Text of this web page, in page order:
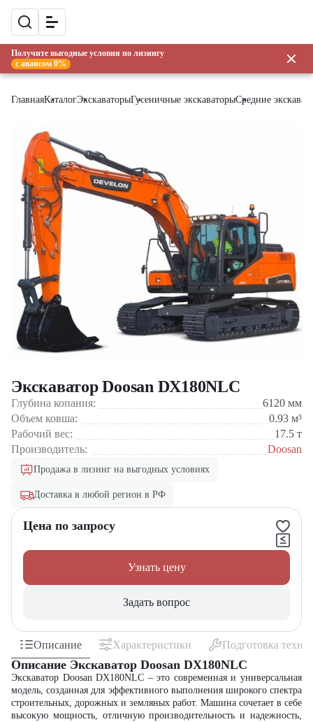
Получите выгодные условия по лизингу
с авансом 0%
ГлавнаяКаталогЭкскаваторыГусеничные экскаваторыСредние
Экскаватор Doosan DX180NLC
Глубина копания: 6120 мм
Объем ковша:
0.93 м³
Рабочий вес:
17.5 т
Производитель:
Doosan
Продажа в лизинг на выгодных условиях
Доставка в любой регион в РФ
Цена по запросу
Узнать цену
Задать вопрос
Описание Характеристики Подготовка
Описание Экскаватор Doosan DX180NLC
Экскаватор Doosan DX180NLC – это современная и универсальная
модель, созданная для эффективного выполнения широкого спектра
строительных, дорожных и земляных работ. Машина сочетает в себе
высокую мощность, отличную производительность и надежность,